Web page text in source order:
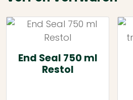
End Seal 750 ml
Restol